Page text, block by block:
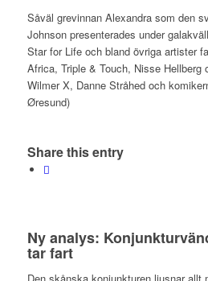
Såväl grevinnan Alexandra som den
Johnson presenterades under
Star for Life och bland övriga artister
Africa, Triple & Touch, Nisse Hellberg
Wilmer X, Danne Stråhed och
Øresund)
Share this entry
Ny analys:
tar fart